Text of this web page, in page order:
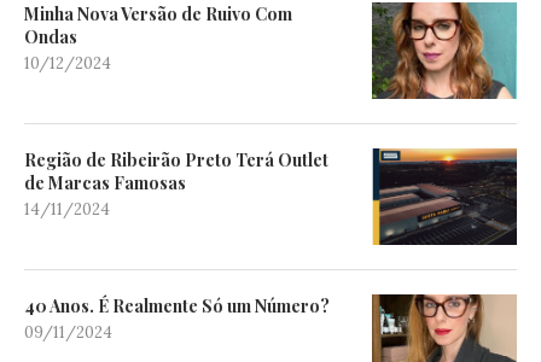
Minha Nova Versão de Ruivo Com
Ondas
10/12/2024
Região de Ribeirão Preto Terá Outlet
de Marcas Famosas
14/11/2024
40 Anos. É Realmente Só um Número?
09/11/2024